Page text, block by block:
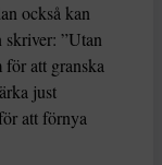
också kan
skriver: ”Utan
att granska
just
att förnya